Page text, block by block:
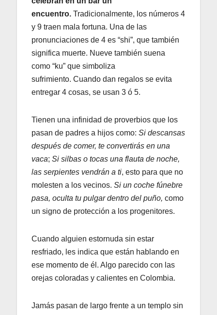
encuentro. Tradicionalmente, los números 4
y 9 traen mala fortuna. Una de las
pronunciaciones de 4 es “shi”, que también
significa muerte. Nueve también suena
como “ku” que simboliza
sufrimiento. Cuando dan regalos se evita
entregar 4 cosas, se usan 3 ó 5.
Tienen una infinidad de proverbios que los
pasan de padres a hijos como: Si descansas
después de comer, te convertirás en una
vaca; Si silbas o tocas una flauta de noche,
las serpientes vendrán a ti, esto para que no
molesten a los vecinos. Si un coche fúnebre
pasa, oculta tu pulgar dentro del puño, como
un signo de protección a los progenitores.
Cuando alguien estornuda sin estar
resfriado, les indica que están hablando en
ese momento de él. Algo parecido con las
orejas coloradas y calientes en Colombia.
Jamás pasan de largo frente a un templo sin